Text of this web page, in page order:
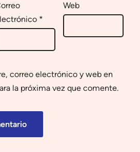
*
Web
correo electrónico y web en
la próxima vez que comente.